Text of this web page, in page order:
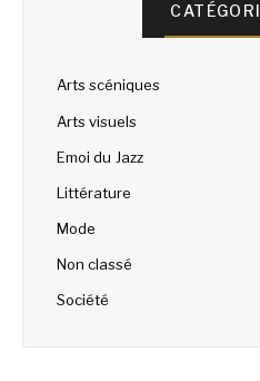
Arts scéniques
Arts visuels
Emoi du Jazz
Littérature
Mode
Non classé
Société